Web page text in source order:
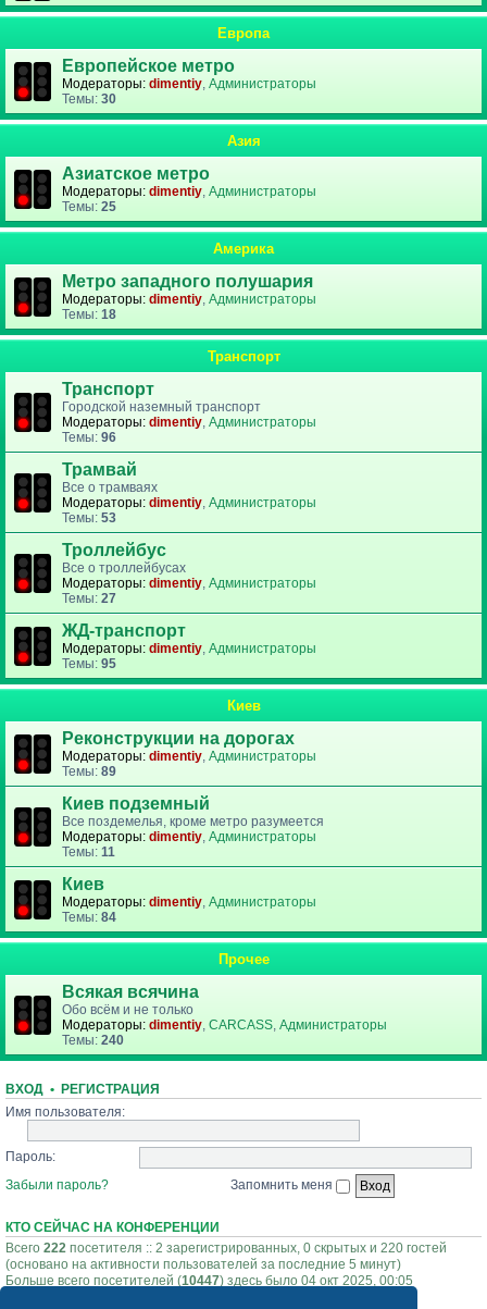
Европа
Европейское метро
Модераторы: dimentiy, Администраторы
Темы: 30
Азия
Азиатское метро
Модераторы: dimentiy, Администраторы
Темы: 25
Америка
Метро западного полушария
Модераторы: dimentiy, Администраторы
Темы: 18
Транспорт
Транспорт
Городской наземный транспорт
Модераторы: dimentiy, Администраторы
Темы: 96
Трамвай
Все о трамваях
Модераторы: dimentiy, Администраторы
Темы: 53
Троллейбус
Все о троллейбусах
Модераторы: dimentiy, Администраторы
Темы: 27
ЖД-транспорт
Модераторы: dimentiy, Администраторы
Темы: 95
Киев
Реконструкции на дорогах
Модераторы: dimentiy, Администраторы
Темы: 89
Киев подземный
Все поздемелья, кроме метро разумеется
Модераторы: dimentiy, Администраторы
Темы: 11
Киев
Модераторы: dimentiy, Администраторы
Темы: 84
Прочее
Всякая всячина
Обо всём и не только
Модераторы: dimentiy, CARCASS, Администраторы
Темы: 240
ВХОД • РЕГИСТРАЦИЯ
Имя пользователя:
Пароль:
Забыли пароль?
Запомнить меня
КТО СЕЙЧАС НА КОНФЕРЕНЦИИ
Всего 222 посетителя :: 2 зарегистрированных, 0 скрытых и 220 гостей
(основано на активности пользователей за последние 5 минут)
Больше всего посетителей (10447) здесь было 04 окт 2025, 00:05